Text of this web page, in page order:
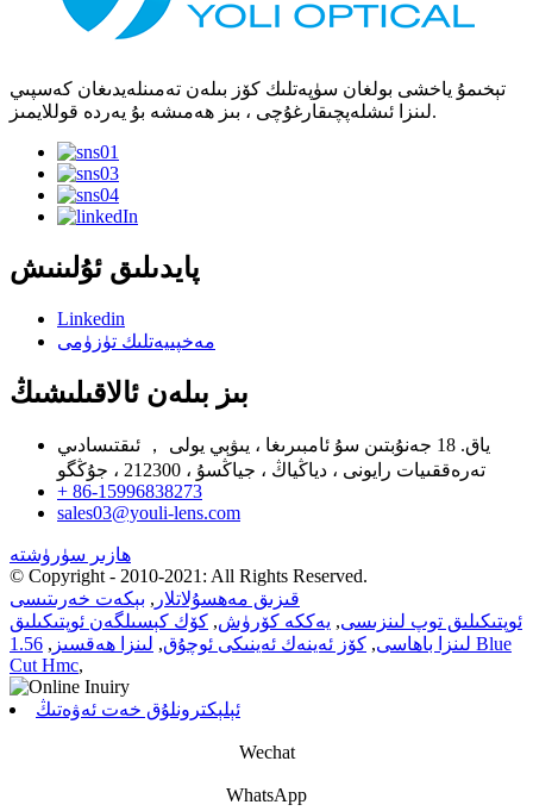
تېخىمۇ ياخشى بولغان سۈپەتلىك كۆز بىلەن تەمىنلەيدىغان كەسپىي
لىنزا ئىشلەپچىقارغۇچى ، بىز ھەمىشە بۇ يەردە قوللايمىز.
پايدىلىق ئۇلىنىش
Linkedin
مەخپىيەتلىك تۈزۈمى
بىز بىلەن ئالاقىلىشىڭ
ياق. 18 جەنۇبتىن سۇ ئامبىرىغا ، يىۋېي يولى ， ئىقتىسادىي
تەرەققىيات رايونى ، دياڭياڭ ، جياڭسۇ ، 212300 ، جۇڭگو
+ 86-15996838273
sales03@youli-lens.com
ھازىر سۈرۈشتە
© Copyright - 2010-2021: All Rights Reserved.
قىزىق مەھسۇلاتلار , بېكەت خەرىتىسى
ئوپتىكىلىق توپ لىنزىسى, يەككە كۆرۈش, كۆك كېسىلگەن ئوپتىكىلىق
لىنزا باھاسى, كۆز ئەينەك ئەينىكى ئوچۇق, لىنزا ھەقسىز ,
1.56 Blue
Cut Hmc,
ئېلېكترونلۇق خەت ئەۋەتىڭ
Wechat
WhatsApp